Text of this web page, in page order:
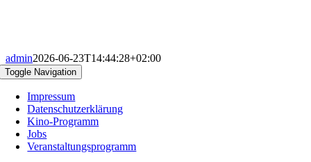
admin2026-06-23T14:44:28+02:00
Toggle Navigation
Impressum
Datenschutzerklärung
Kino-Programm
Jobs
Veranstaltungsprogramm